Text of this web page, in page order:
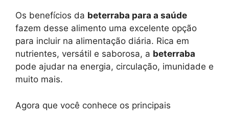
Os benefícios da beterraba para a saúde
fazem desse alimento uma excelente opção
para incluir na alimentação diária. Rica em
nutrientes, versátil e saborosa, a beterraba
pode ajudar na energia, circulação, imunidade e
muito mais.
Agora que você conhece os principais